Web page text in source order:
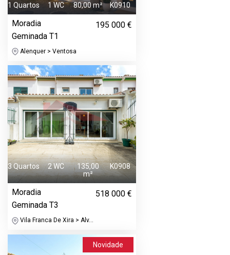
1 Quartos 1 WC 80,00 m² K0910
Moradia
Geminada T1
195 000 €
Alenquer > Ventosa
3 Quartos 2 WC
135,00
m²
K0908
Moradia
Geminada T3
518 000 €
Vila Franca De Xira > Alv...
Novidade